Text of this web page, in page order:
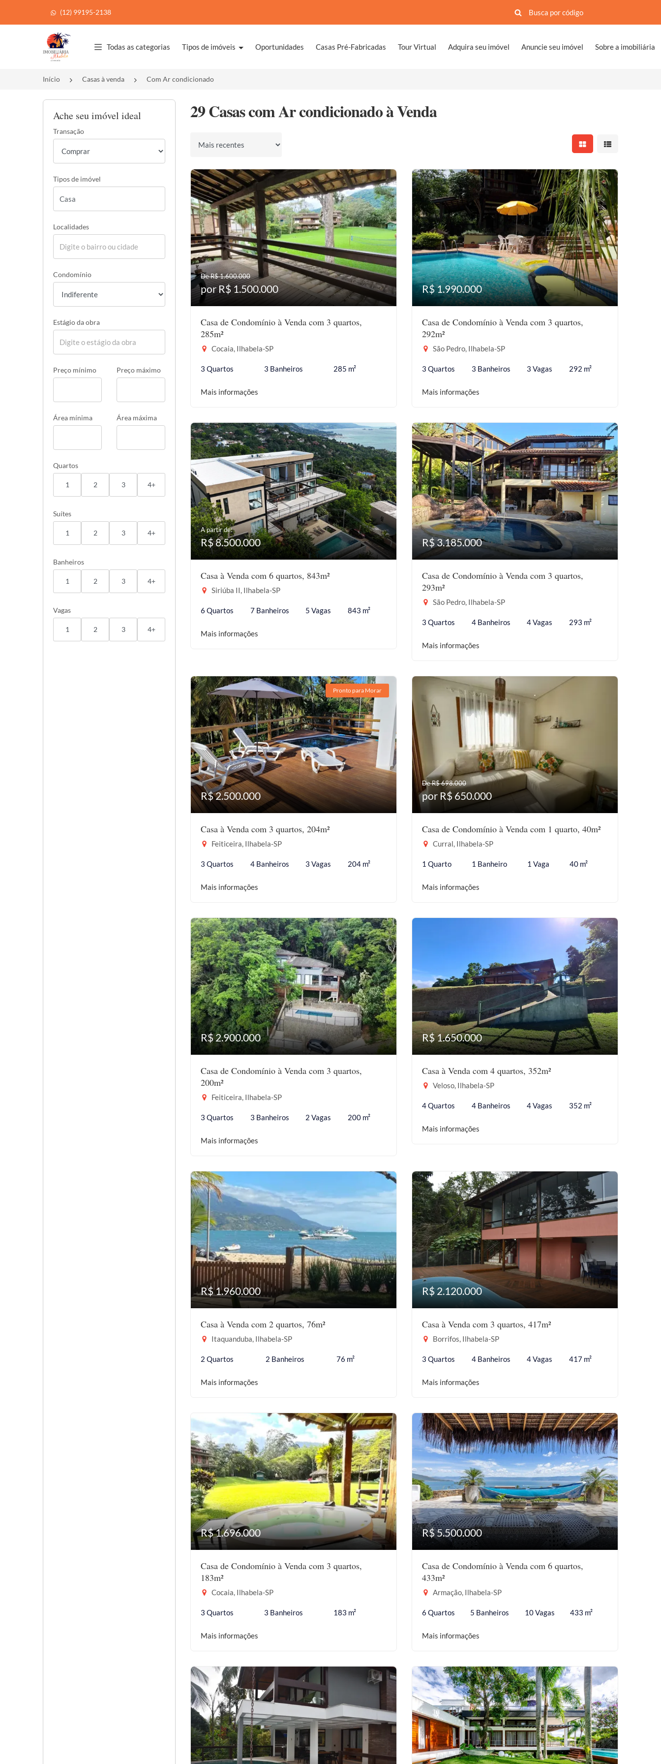
(12) 99195-2138
Página inicial
Todas as categorias Tipos de imóveis Oportunidades Casas Pré-Fabricadas Tour Virtual Adquira seu imóvel Anuncie seu imóvel Sobre a imobiliária
Início Casas à venda Com Ar condicionado
Ache seu imóvel ideal
Transação
Tipos de imóvel
Localidades
Condomínio
Estágio da obra
Preço mínimo Preço máximo
Área mínima Área máxima
Quartos
1 2 3 4+
Suítes
1 2 3 4+
Banheiros
1 2 3 4+
Vagas
1 2 3 4+
29 Casas com Ar condicionado à Venda
Ordenar por Mostrar resultados em
Mostrar
De R$ 1.600.000
por R$ 1.500.000
Casa de Condomínio à Venda com 3 quartos,
285m²
Cocaia, Ilhabela-SP
3 Quartos 3 Banheiros 285 m²
Mais informações
R$ 1.990.000
Casa de Condomínio à Venda com 3 quartos,
292m²
São Pedro, Ilhabela-SP
3 Quartos 3 Banheiros 3 Vagas 292 m²
Mais informações
A partir de:
R$ 8.500.000
Casa à Venda com 6 quartos, 843m²
Siriúba II, Ilhabela-SP
6 Quartos 7 Banheiros 5 Vagas 843 m²
Mais informações
R$ 3.185.000
Casa de Condomínio à Venda com 3 quartos,
293m²
São Pedro, Ilhabela-SP
3 Quartos 4 Banheiros 4 Vagas 293 m²
Mais informações
Pronto para Morar
R$ 2.500.000
Casa à Venda com 3 quartos, 204m²
Feiticeira, Ilhabela-SP
3 Quartos 4 Banheiros 3 Vagas 204 m²
Mais informações
De R$ 698.000
por R$ 650.000
Casa de Condomínio à Venda com 1 quarto, 40m²
Curral, Ilhabela-SP
1 Quarto 1 Banheiro 1 Vaga 40 m²
Mais informações
R$ 2.900.000
Casa de Condomínio à Venda com 3 quartos,
200m²
Feiticeira, Ilhabela-SP
3 Quartos 3 Banheiros 2 Vagas 200 m²
Mais informações
R$ 1.650.000
Casa à Venda com 4 quartos, 352m²
Veloso, Ilhabela-SP
4 Quartos 4 Banheiros 4 Vagas 352 m²
Mais informações
R$ 1.960.000
Casa à Venda com 2 quartos, 76m²
Itaquanduba, Ilhabela-SP
2 Quartos 2 Banheiros 76 m²
Mais informações
R$ 2.120.000
Casa à Venda com 3 quartos, 417m²
Borrifos, Ilhabela-SP
3 Quartos 4 Banheiros 4 Vagas 417 m²
Mais informações
R$ 1.696.000
Casa de Condomínio à Venda com 3 quartos,
183m²
Cocaia, Ilhabela-SP
3 Quartos 3 Banheiros 183 m²
Mais informações
R$ 5.500.000
Casa de Condomínio à Venda com 6 quartos,
433m²
Armação, Ilhabela-SP
6 Quartos 5 Banheiros 10 Vagas 433 m²
Mais informações